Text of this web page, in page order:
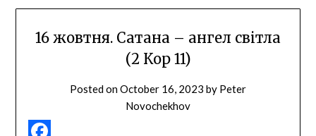
16 жовтня. Сатана – ангел світла
(2 Кор 11)
Posted onOctober 16, 2023 by Peter
Novochekhov